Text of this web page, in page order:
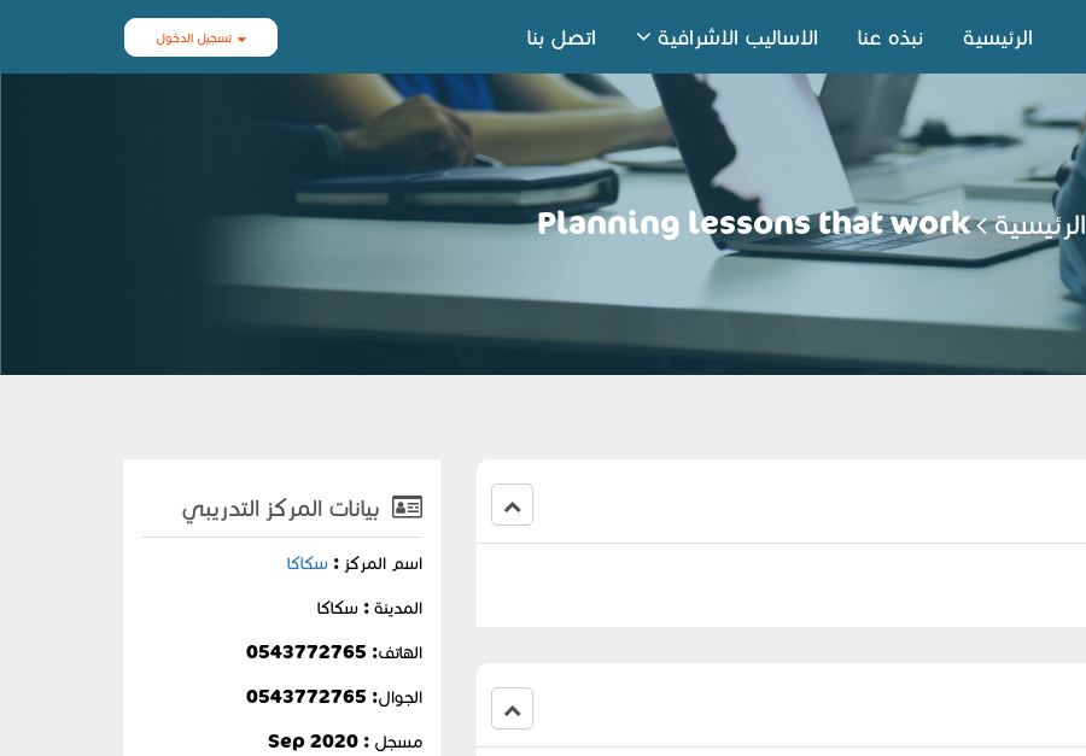
الرئيسية نبذه عنا الاساليب الاشرافية اتصل بنا تسجيل الدخول
الرئيسية Planning lessons that work
بيانات المركز التدريبي
اسم المركز :سكاكا
المدينة : سكاكا
الهاتف: 0543772765
الجوال:
مسجل : Sep 2020